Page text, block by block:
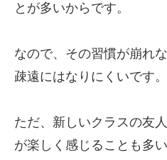
とが多いからです。
なので、その習慣が崩れ
疎遠にはなりにくいです。
ただ、新しいクラスの友
が楽しく感じることも多